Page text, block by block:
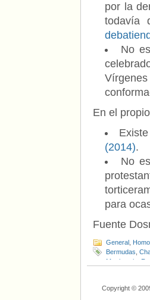
por la
todavía
No
En el
(2014).
No
para
Fuente
General
Bermudas
Matrimonio
Copyright ©